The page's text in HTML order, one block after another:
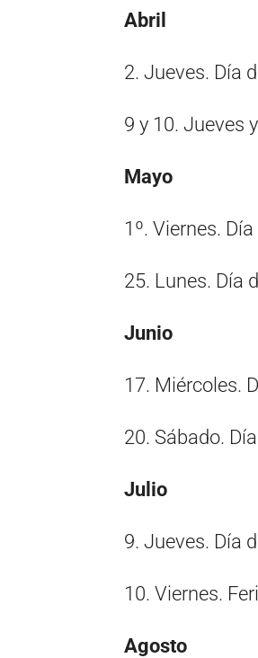
Abril
2. Jueves. Día
9 y 10. Jueves
Mayo
1º. Viernes.
25. Lunes. Día
Junio
17. Miércoles.
20. Sábado.
Julio
9. Jueves. Día
10. Viernes.
Agosto